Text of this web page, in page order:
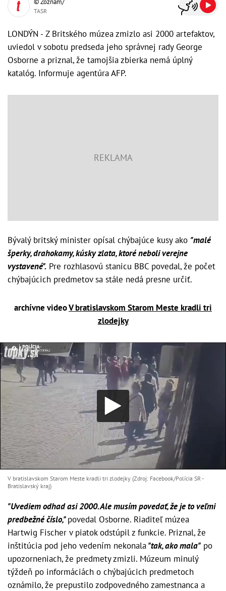
TASR
LONDÝN - Z Britského múzea zmizlo asi 2000 artefaktov,
uviedol v sobotu predseda jeho správnej rady George
Osborne a priznal, že tamojšia zbierka nemá úplný
katalóg. Informuje agentúra AFP.
Bývalý britský minister opísal chýbajúce kusy ako "malé
šperky, drahokamy, kúsky zlata, ktoré neboli verejne
vystavené". Pre rozhlasovú stanicu BBC povedal, že počet
chýbajúcich predmetov sa stále nedá presne určiť.
archívne videoV bratislavskom Starom Meste kradli tri
zlodejky
V bratislavskom Starom Meste kradli tri zlodejky (Zdroj: Facebook/Polícia SR -
Bratislavský kraj)
"Uvediem odhad asi 2000. Ale musím povedať, že je to veľmi
predbežné číslo,"povedal Osborne. Riaditeľ múzea
Hartwig Fischer v piatok odstúpil z funkcie. Priznal, že
inštitúcia pod jeho vedením nekonala"tak, ako mala" po
upozorneniach, že predmety zmizli. Múzeum minulý
týždeň po informáciách o chýbajúcich predmetoch
oznámilo, že prepustilo zodpovedného zamestnanca a